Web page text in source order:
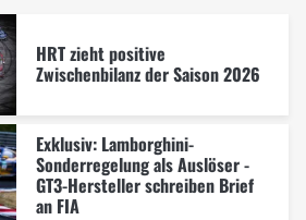
HRT zieht positive
Zwischenbilanz der Saison 2026
Exklusiv: Lamborghini-
Sonderregelung als Auslöser -
GT3-Hersteller schreiben Brief
an FIA